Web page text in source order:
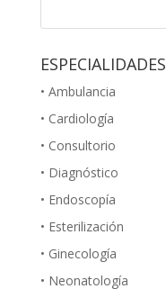
ESPECIALIDADES
• Ambulancia
• Cardiología
• Consultorio
• Diagnóstico
• Endoscopía
• Esterilización
• Ginecología
• Neonatología